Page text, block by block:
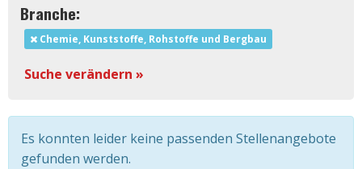
Branche:
Chemie, Kunststoffe, Rohstoffe und Bergbau
Suche verändern »
Es konnten leider keine passenden Stellenangebote
gefunden werden.